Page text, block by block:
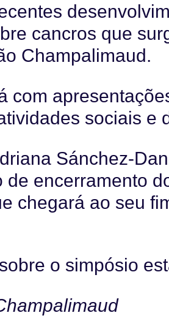
cancros que
Champalimaud.
com
sociais e
Sánchez-
de encerramento
chegará ao seu
o simpósio